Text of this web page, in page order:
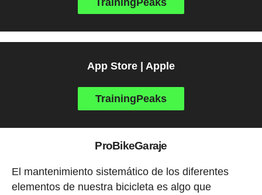
App Store | Apple
TrainingPeaks
ProBikeGaraje
El mantenimiento sistemático de los diferentes
elementos de nuestra bicicleta es algo que